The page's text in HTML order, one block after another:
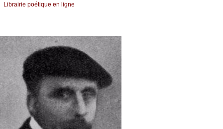
Librairiе pоétique en lignе